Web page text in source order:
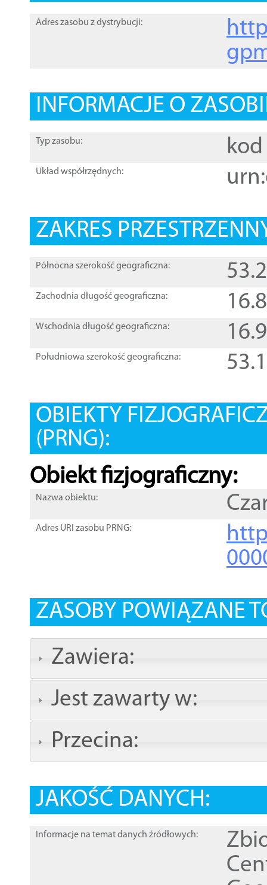
Adres zasobu z dystrybucji:
INFORMACJE O
Typ zasobu: kod
Układ współrzędnych:
ZAKRES
Północna szerokość geograficzna:
Zachodnia długość geograficzna:
Wschodnia długość geograficzna:
Południowa szerokość geograficzna:
OBIEKTY
(PRNG):
Obiekt fizjograficzny:
Nazwa obiektu:
Adres URI zasobu PRNG:
ZASOBY POWIĄZANE
Zawiera:
Jest zawarty w:
Przecina:
JAKOŚĆ DANYCH:
Informacje na temat danych źródłowych: